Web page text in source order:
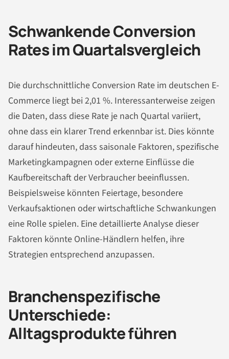
Schwankende Conversion
Rates im Quartalsvergleich
Die durchschnittliche Conversion Rate im deutschen E-
Commerce liegt bei 2,01 %. Interessanterweise zeigen
die Daten, dass diese Rate je nach Quartal variiert,
ohne dass ein klarer Trend erkennbar ist. Dies könnte
darauf hindeuten, dass saisonale Faktoren, spezifische
Marketingkampagnen oder externe Einflüsse die
Kaufbereitschaft der Verbraucher beeinflussen.
Beispielsweise könnten Feiertage, besondere
Verkaufsaktionen oder wirtschaftliche Schwankungen
eine Rolle spielen. Eine detaillierte Analyse dieser
Faktoren könnte Online-Händlern helfen, ihre
Strategien entsprechend anzupassen.
Branchenspezifische
Unterschiede:
Alltagsprodukte führen